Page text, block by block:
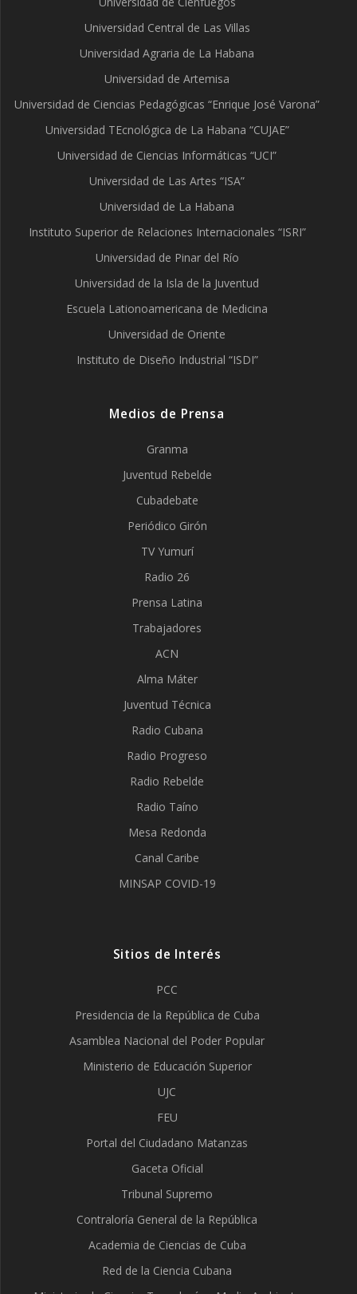
Universidad Central de Las Villas
Universidad Agraria de La Habana
Universidad de Artemisa
Universidad de Ciencias Pedagógicas “Enrique José Varona”
Universidad TEcnológica de La Habana “CUJAE”
Universidad de Ciencias Informáticas “UCI”
Universidad de Las Artes “ISA”
Universidad de La Habana
Instituto Superior de Relaciones Internacionales “ISRI”
Universidad de Pinar del Río
Universidad de la Isla de la Juventud
Escuela Lationoamericana de Medicina
Universidad de Oriente
Instituto de Diseño Industrial “ISDI”
Medios de Prensa
Granma
Juventud Rebelde
Cubadebate
Periódico Girón
TV Yumurí
Radio 26
Prensa Latina
Trabajadores
ACN
Alma Máter
Juventud Técnica
Radio Cubana
Radio Progreso
Radio Rebelde
Radio Taíno
Mesa Redonda
Canal Caribe
MINSAP COVID-19
Sitios de Interés
PCC
Presidencia de la República de Cuba
Asamblea Nacional del Poder Popular
Ministerio de Educación Superior
UJC
FEU
Portal del Ciudadano Matanzas
Gaceta Oficial
Tribunal Supremo
Contraloría General de la República
Academia de Ciencias de Cuba
Red de la Ciencia Cubana